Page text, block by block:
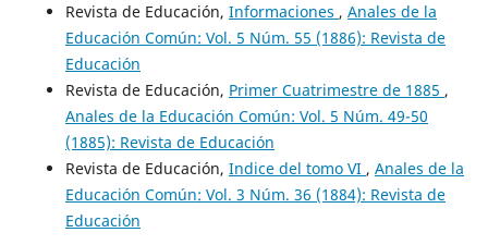
Revista de Educación, Informaciones , Anales de la
Educación Común: Vol. 5 Núm. 55 (1886): Revista de
Educación
Revista de Educación, Primer Cuatrimestre de 1885 ,
Anales de la Educación Común: Vol. 5 Núm. 49-50
(1885): Revista de Educación
Revista de Educación, Indice del tomo VI , Anales de la
Educación Común: Vol. 3 Núm. 36 (1884): Revista de
Educación